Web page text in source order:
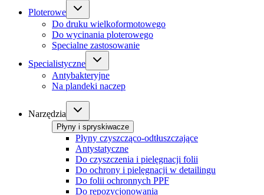
Ploterowe
Do druku wielkoformotowego
Do wycinania ploterowego
Specialne zastosowanie
Specialistyczne
Antybakteryjne
Na plandeki naczep
Narzędzia
Płyny i spryskiwacze
Płyny czyszcząco-odtłuszczające
Antystatyczne
Do czyszczenia i pielęgnacji folii
Do ochrony i pielęgnacji w detailingu
Do folii ochronnych PPF
Do repozycjonowania